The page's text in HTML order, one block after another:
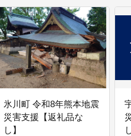
氷川町 令和8年熊本地震
災害支援【返礼品な
し】